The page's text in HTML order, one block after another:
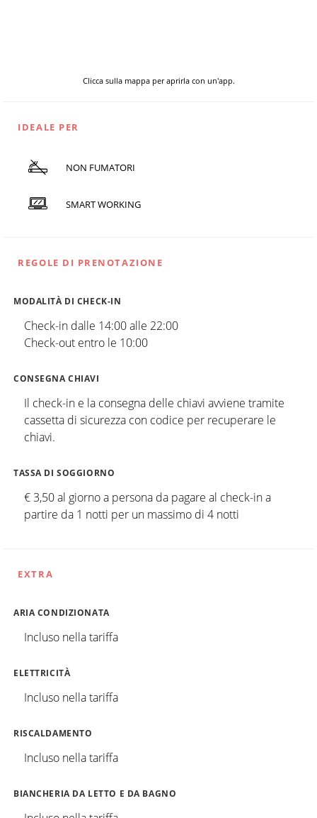
Clicca sulla mappa per aprirla con un'app.
IDEALE PER
NON FUMATORI
SMART WORKING
REGOLE DI PRENOTAZIONE
MODALITÀ DI CHECK-IN
Check-in dalle 14:00 alle 22:00
Check-out entro le 10:00
CONSEGNA CHIAVI
Il check-in e la consegna delle chiavi avviene tramite
cassetta di sicurezza con codice per recuperare le
chiavi.
TASSA DI SOGGIORNO
€ 3,50 al giorno a persona da pagare al check-in a
partire da 1 notti per un massimo di 4 notti
EXTRA
ARIA CONDIZIONATA
Incluso nella tariffa
ELETTRICITÀ
Incluso nella tariffa
RISCALDAMENTO
Incluso nella tariffa
BIANCHERIA DA LETTO E DA BAGNO